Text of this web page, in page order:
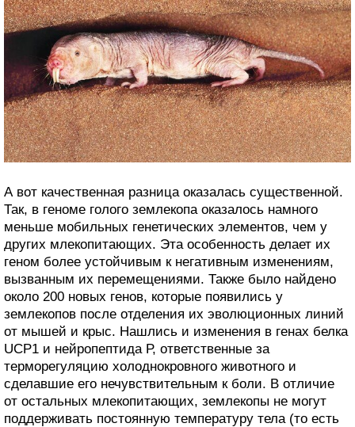
А вот качественная разница оказалась существенной.
Так, в геноме голого землекопа оказалось намного
меньше мобильных генетических элементов, чем у
других млекопитающих. Эта особенность делает их
геном более устойчивым к негативным изменениям,
вызванным их перемещениями. Также было найдено
около 200 новых генов, которые появились у
землекопов после отделения их эволюционных линий
от мышей и крыс. Нашлись и изменения в генах белка
UCP1 и нейропептида Р, ответственные за
терморегуляцию холоднокровного животного и
сделавшие его нечувствительным к боли. В отличие
от остальных млекопитающих, землекопы не могут
поддерживать постоянную температуру тела (то есть